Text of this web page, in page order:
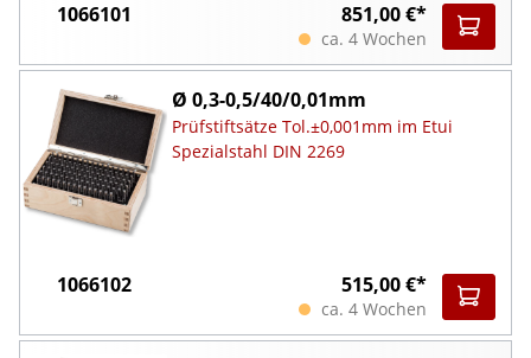
1066101 851,00 €*
ca. 4 Wochen
Ø 0,3-0,5/40/0,01mm
Prüfstiftsätze Tol.±0,001mm im Etui
Spezialstahl DIN 2269
1066102 515,00 €*
ca. 4 Wochen